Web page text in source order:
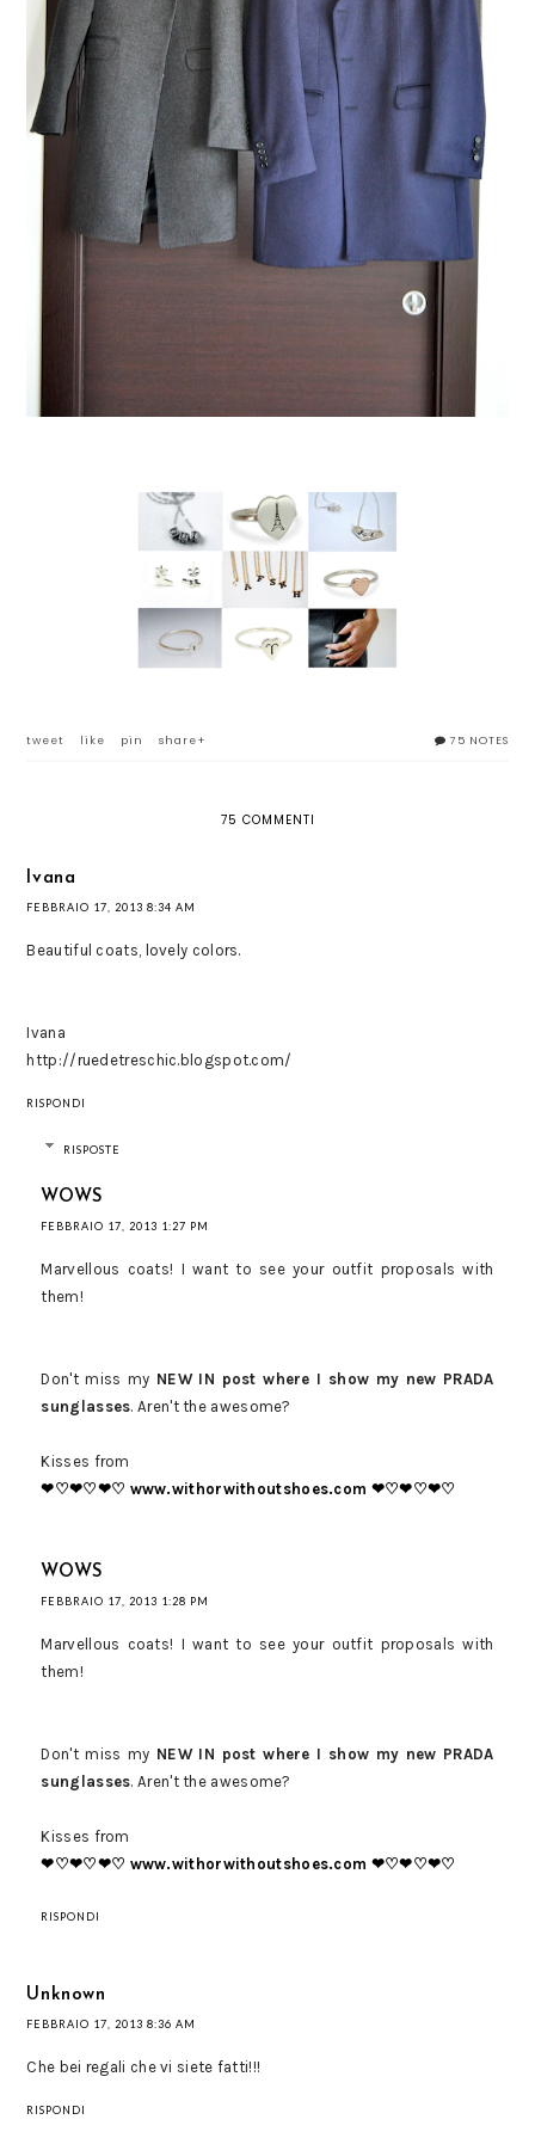
75 NOTES
tweet like pin share+
75 COMMENTI
Ivana
FEBBRAIO 17, 2013 8:34 AM
Beautiful coats, lovely colors.
Ivana
http://ruedetreschic.blogspot.com/
RISPONDI
RISPOSTE
WOWS
FEBBRAIO 17, 2013 1:27 PM
Marvellous coats! I want to see your outfit proposals with
them!
Don't miss my NEW IN post where I show my new PRADA
sunglasses. Aren't the awesome?
Kisses from
❤♡❤♡❤♡ www.withorwithoutshoes.com ❤♡❤♡❤♡
WOWS
FEBBRAIO 17, 2013 1:28 PM
Marvellous coats! I want to see your outfit proposals with
them!
Don't miss my NEW IN post where I show my new PRADA
sunglasses. Aren't the awesome?
Kisses from
❤♡❤♡❤♡ www.withorwithoutshoes.com ❤♡❤♡❤♡
RISPONDI
Unknown
FEBBRAIO 17, 2013 8:36 AM
Che bei regali che vi siete fatti!!!
RISPONDI